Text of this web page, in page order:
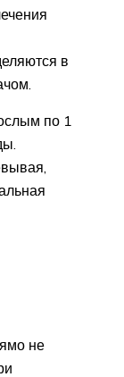
в
по 1
не